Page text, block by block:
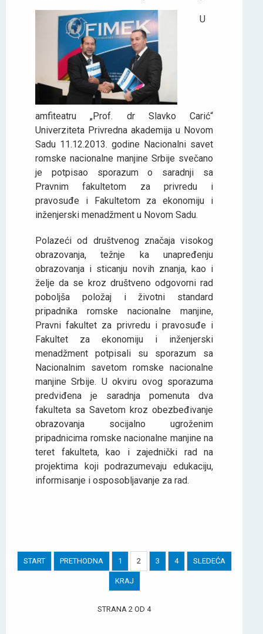
U
amfiteatru „Prof. dr Slavko Carić“
Univerziteta Privredna akademija u Novom
Sadu 11.12.2013. godine Nacionalni savet
romske nacionalne manjine Srbije svečano
je potpisao sporazum o saradnji sa
Pravnim fakultetom za privredu i
pravosuđe i Fakultetom za ekonomiju i
inženjerski menadžment u Novom Sadu.
Polazeći od društvenog značaja visokog
obrazovanja, težnje ka unapređenju
obrazovanja i sticanju novih znanja, kao i
želje da se kroz društveno odgovorni rad
poboljša položaj i životni standard
pripadnika romske nacionalne manjine,
Pravni fakultet za privredu i pravosuđe i
Fakultet za ekonomiju i inženjerski
menadžment potpisali su sporazum sa
Nacionalnim savetom romske nacionalne
manjine Srbije. U okviru ovog sporazuma
predviđena je saradnja pomenuta dva
fakulteta sa Savetom kroz obezbeđivanje
obrazovanja socijalno ugroženim
pripadnicima romske nacionalne manjine na
teret fakulteta, kao i zajednički rad na
projektima koji podrazumevaju edukaciju,
informisanje i osposobljavanje za rad.
START PRETHODNA 1 2 3 4 SLEDEĆA
KRAJ
STRANA 2 OD 4